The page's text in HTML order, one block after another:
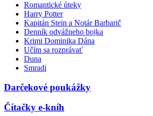
Romantické úteky
Harry Potter
Kapitán Stein a Notár Barbarič
Denník odvážneho bojka
Krimi Dominika Dána
Učím sa rozprávať
Duna
Smradi
Darčekové poukážky
Čítačky e-kníh